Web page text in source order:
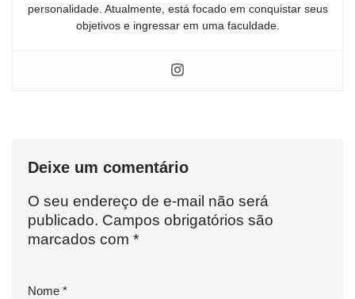
personalidade. Atualmente, está focado em conquistar seus
objetivos e ingressar em uma faculdade.
Deixe um comentário
O seu endereço de e-mail não será
publicado. Campos obrigatórios são
marcados com *
Nome *